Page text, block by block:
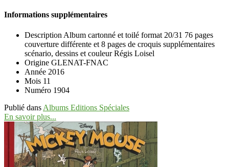
Informations supplémentaires
Description Album cartonné et toilé format 20/31 76 pages
couverture différente et 8 pages de croquis supplémentaires
scénario, dessins et couleur Régis Loisel
Origine GLENAT-FNAC
Année 2016
Mois 11
Numéro 1904
Publié dans Albums Editions Spéciales
En savoir plus...